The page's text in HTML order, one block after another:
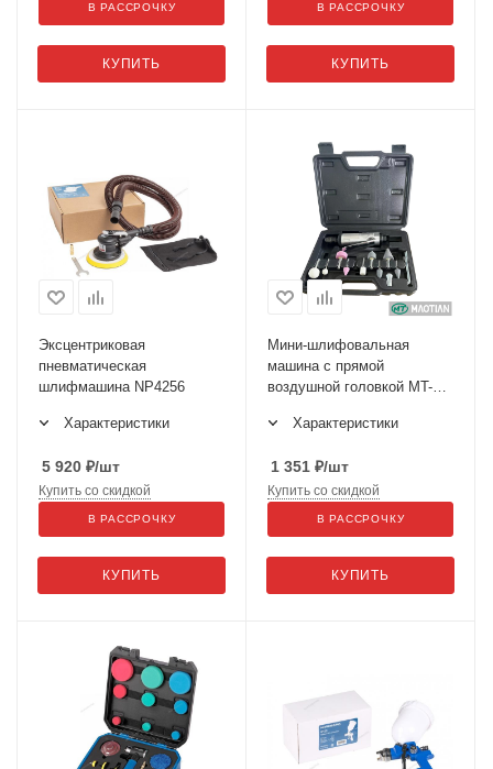
КУПИТЬ
В РАССРОЧКУ
КУПИТЬ
В РАССРОЧКУ
Эксцентриковая
пневматическая
шлифмашина NP4256
Характеристики
5 920 ₽/шт
КУПИТЬ
Купить со скидкой
В РАССРОЧКУ
Мини-шлифовальная
машина с прямой
воздушной головкой MT-
Характеристики
1 351 ₽/шт
КУПИТЬ
Купить со скидкой
В РАССРОЧКУ